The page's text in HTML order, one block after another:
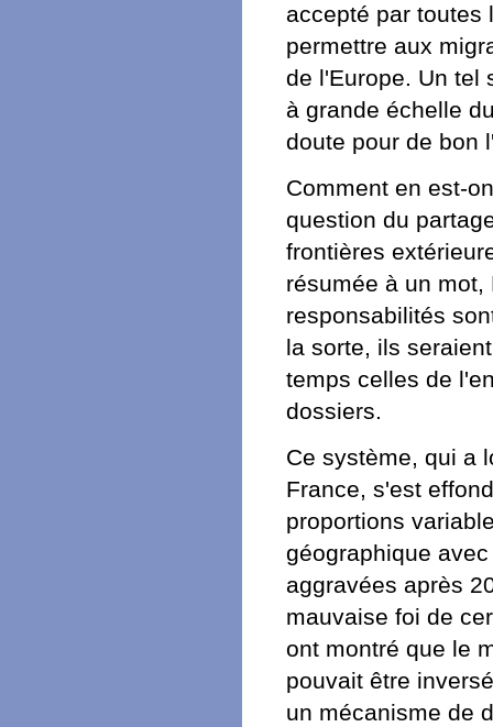
accepté par toutes
permettre aux
de l'Europe. Un tel
à grande échelle
doute pour de bon
Comment en est-
question du
frontières
résumée à un
responsabilités
la sorte, ils
temps celles de
dossiers.
Ce système, qui a
France, s'est
proportions
géographique
aggravées après
mauvaise foi de
ont montré que le
pouvait être
un mécanisme de